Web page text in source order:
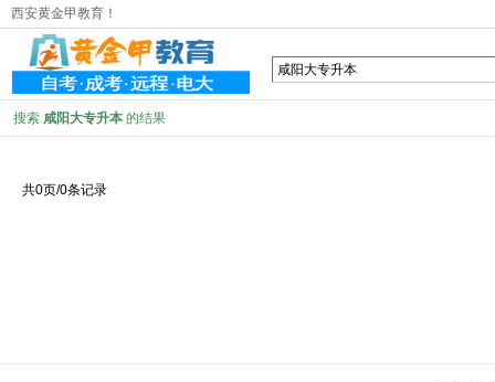
西安黄金甲教育！
搜索 咸阳大专升本 的结果
共0页/0条记录